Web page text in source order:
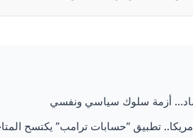
أزمة سلوك سياسي ونفسي